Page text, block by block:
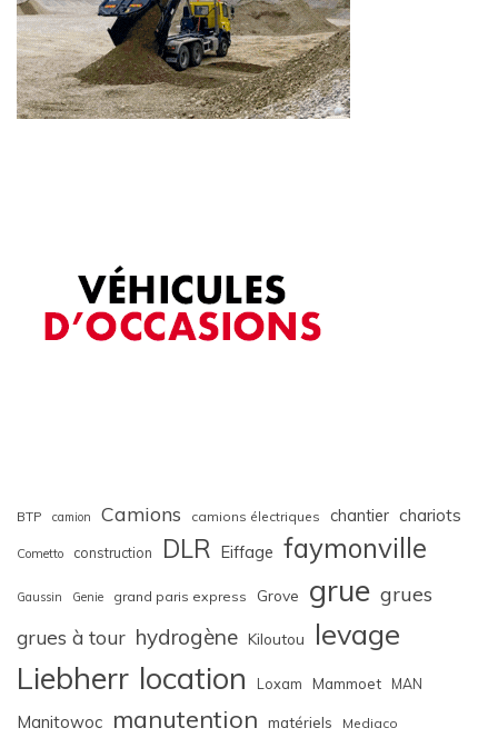
BTP camion Camions camions électriques chantier chariots
Cometto construction DLR Eiffage faymonville
Gaussin Genie grand paris express Grove grue grues
grues à tour hydrogène Kiloutou levage
Liebherr location Loxam Mammoet MAN
Manitowoc manutention matériels Mediaco